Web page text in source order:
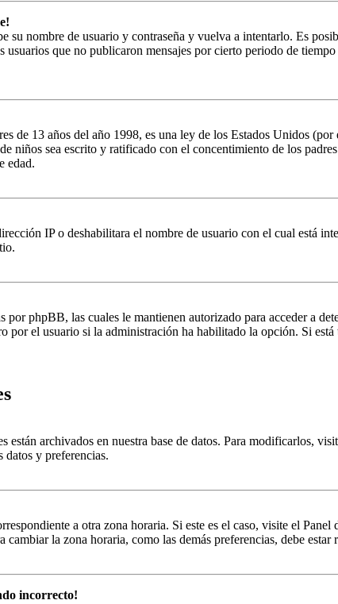
su nombre de usuario y contraseña y vuelva a intentarlo. Es
que no publicaron mensajes por cierto periodo de
de 13 años del año 1998, es una ley de los Estados Unidos
niños sea escrito y ratificado con el concentimiento de los
edad.
IP o deshabilitara el nombre de usuario con el cual está
phpBB, las cuales le mantienen autorizado para acceder a
por el usuario si la administración ha habilitado la opción. Si
están archivados en nuestra base de datos. Para modificarlos,
datos y preferencias.
a otra zona horaria. Si este es el caso, visite el
la zona horaria, como las demás preferencias, debe
incorrecto!